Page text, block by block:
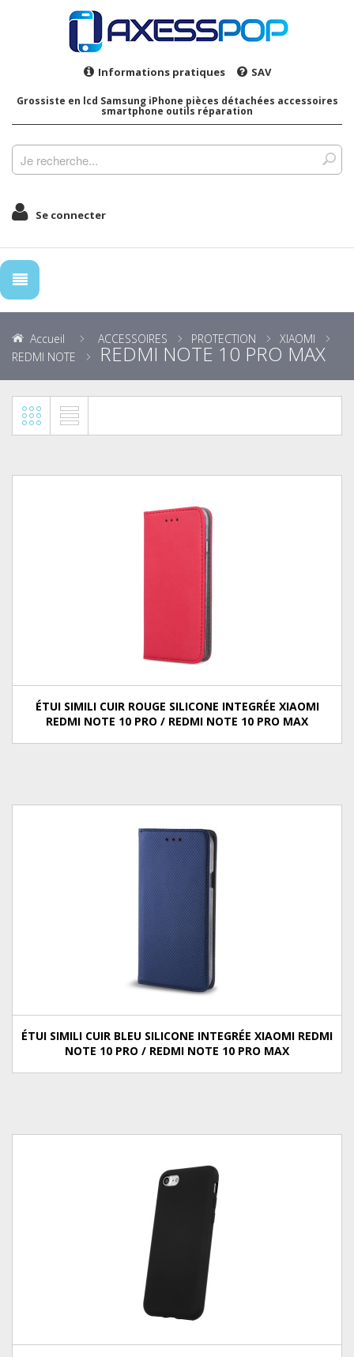
Informations pratiques SAV
Grossiste en lcd Samsung iPhone pièces détachées accessoires
smartphone outils réparation
Se connecter
Accueil ACCESSOIRES PROTECTION
XIAOMI
REDMI NOTE
REDMI NOTE 10 PRO MAX
ÉTUI SIMILI CUIR ROUGE SILICONE INTEGRÉE XIAOMI
REDMI NOTE 10 PRO / REDMI NOTE 10 PRO MAX
ÉTUI SIMILI CUIR BLEU SILICONE INTEGRÉE XIAOMI REDMI
NOTE 10 PRO / REDMI NOTE 10 PRO MAX